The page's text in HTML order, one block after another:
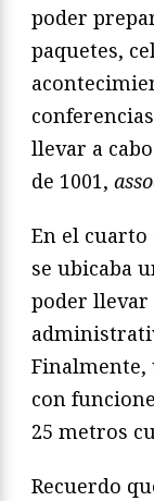
poder
paquetes,
llevar a
de 1001,
En el cuarto
se ubicaba
poder
Finalmente,
con
25 metros
Recuerdo